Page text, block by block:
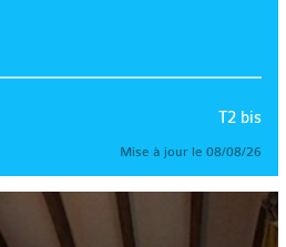
T2 bis
Mise à jour le 08/08/26